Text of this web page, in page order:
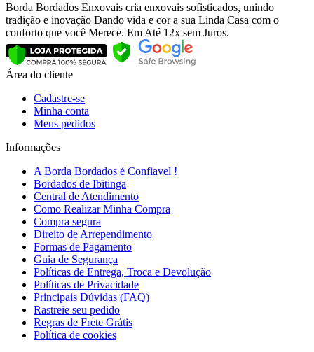
Borda Bordados Enxovais cria enxovais sofisticados, unindo
tradição e inovação Dando vida e cor a sua Linda Casa com o
conforto que você Merece. Em Até 12x sem Juros.
Área do cliente
Cadastre-se
Minha conta
Meus pedidos
Informações
A Borda Bordados é Confiavel !
Bordados de Ibitinga
Central de Atendimento
Como Realizar Minha Compra
Compra segura
Direito de Arrependimento
Formas de Pagamento
Guia de Segurança
Políticas de Entrega, Troca e Devolução
Políticas de Privacidade
Principais Dúvidas (FAQ)
Rastreie seu pedido
Regras de Frete Grátis
Política de cookies